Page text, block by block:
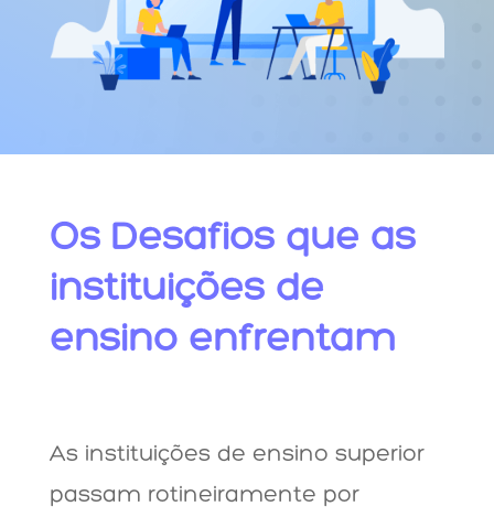
Os Desafios que as
instituições de
ensino enfrentam
As instituições de ensino superior
passam rotineiramente por